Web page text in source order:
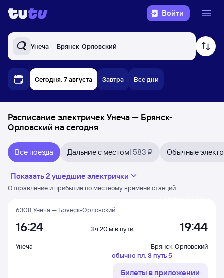
Войти
Унеча — Брянск-Орловский
Сегодня, 7 августа Завтра Все дни
Расписание электричек Унеча — Брянск-
Орловский на сегодня
Все поезда Дальние с местом1 583 ₽ Обычные
Показать 2 ушедшие электрички
Отправление и прибытие по местному времени станций
6308 Унеча — Брянск-Орловский
16:24 3 ч 20 м в пути 19:44
Унеча
Брянск-Орловский
обычно пл. 3 путь 5
Билеты в приложении